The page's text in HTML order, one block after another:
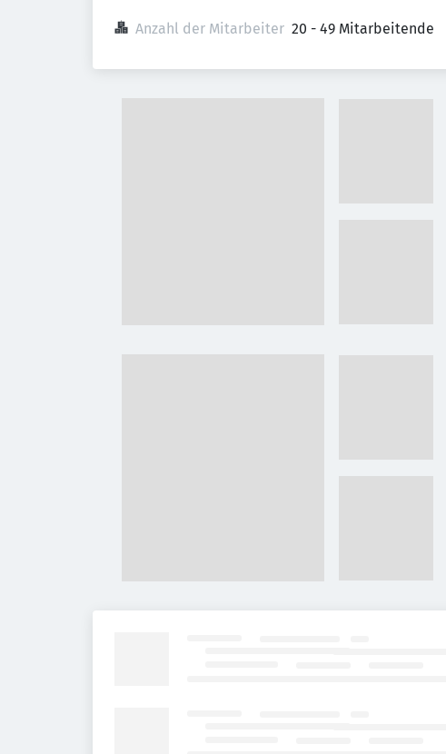
Anzahl der Mitarbeiter 20 - 49 Mitarbeitende